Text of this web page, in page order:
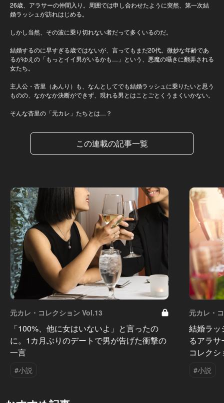
26歳、アラサーの仲間入り。周囲では申し合わせたように突然、第一次結
婚ラッシュが訪れはじめる。
しかし当然、その波に乗り切れない者だって多くいるのだ。
結婚するのに早すぎる歳ではないが、言ってもまだ20代。微妙な年齢であ
るがゆえの「もっとイイ男がいるかも…」という、悪魔の囁きに翻弄される
女たち。
主人公・杏里（あんり）も、なんとしてでも結婚ラッシュに乗りたいと思う
ものの、なかなか決断ができず、現れる男とはことごとくうまくいかない。
そんな杏里の「元カレ」たちとは…？
この連載の記事一覧
元カレ・コレクション Vol.13
「100%、他に女はいないよ」と言ったの
に。1カ月ぶりのデートで男が告げた衝撃の
一言
#小説
元カレ・
結婚ラ
るアラ
コレク
#小説